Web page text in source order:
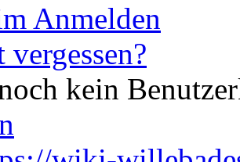
Anmelden
vergessen?
kein